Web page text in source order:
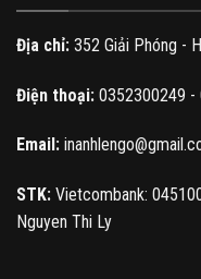
Địa chỉ: 352 Giải Phóng -
Điện thoại: 0352300249 -
Email:
STK: Vietcombank:
Nguyen Thi Ly